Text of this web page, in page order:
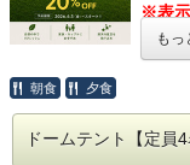
お問
⇒
大分
グ！
※表示
​※キ
す。
もっ
朝食 夕食
ドームテント【定員